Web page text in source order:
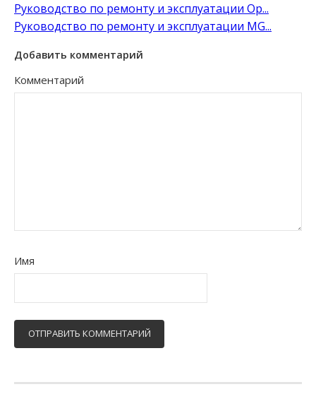
Руководство по ремонту и эксплуатации Op...
Руководство по ремонту и эксплуатации MG...
Добавить комментарий
Комментарий
Имя